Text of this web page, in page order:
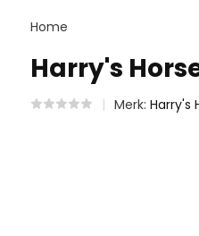
Home
Harry's
Merk: Harry's